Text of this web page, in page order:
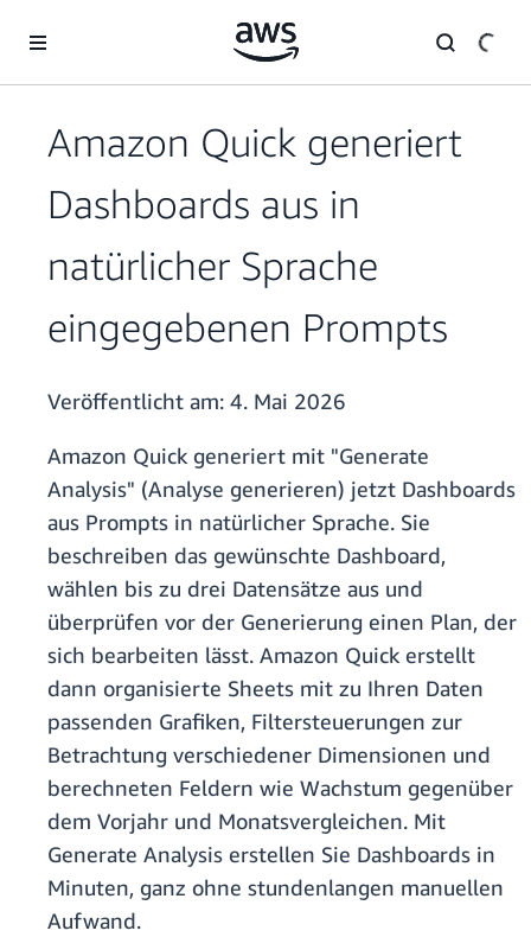
Überspringen zum Hauptinhalt
Amazon Quick generiert
Dashboards aus in
natürlicher Sprache
eingegebenen Prompts
Veröffentlicht am: 4. Mai 2026
Amazon Quick generiert mit "Generate
Analysis" (Analyse generieren) jetzt Dashboards
aus Prompts in natürlicher Sprache. Sie
beschreiben das gewünschte Dashboard,
wählen bis zu drei Datensätze aus und
überprüfen vor der Generierung einen Plan, der
sich bearbeiten lässt. Amazon Quick erstellt
dann organisierte Sheets mit zu Ihren Daten
passenden Grafiken, Filtersteuerungen zur
Betrachtung verschiedener Dimensionen und
berechneten Feldern wie Wachstum gegenüber
dem Vorjahr und Monatsvergleichen. Mit
Generate Analysis erstellen Sie Dashboards in
Minuten, ganz ohne stundenlangen manuellen
Aufwand.